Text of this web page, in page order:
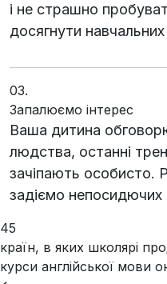
і не страшно
досягнути
03.
Запалюємо інтерес
Ваша дитина
людства, останні
зачіпають особисто.
задіємо непосидючих
45
країн, в яких школярі
курси англійської мови